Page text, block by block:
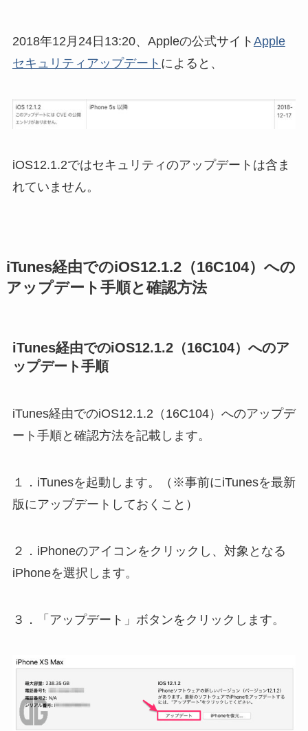
2018年12月24日13:20、Appleの公式サイト Apple
セキュリティアップデート によると、
iOS12.1.2ではセキュリティのアップデートは含ま
れていません。
iTunes経由でのiOS12.1.2（16C104）への
アップデート手順と確認方法
iTunes経由でのiOS12.1.2（16C104）へのア
ップデート手順
iTunes経由でのiOS12.1.2（16C104）へのアップデ
ート手順と確認方法を記載します。
１．iTunesを起動します。（※事前にiTunesを最新
版にアップデートしておくこと）
２．iPhoneのアイコンをクリックし、対象となる
iPhoneを選択します。
３．「アップデート」ボタンをクリックします。